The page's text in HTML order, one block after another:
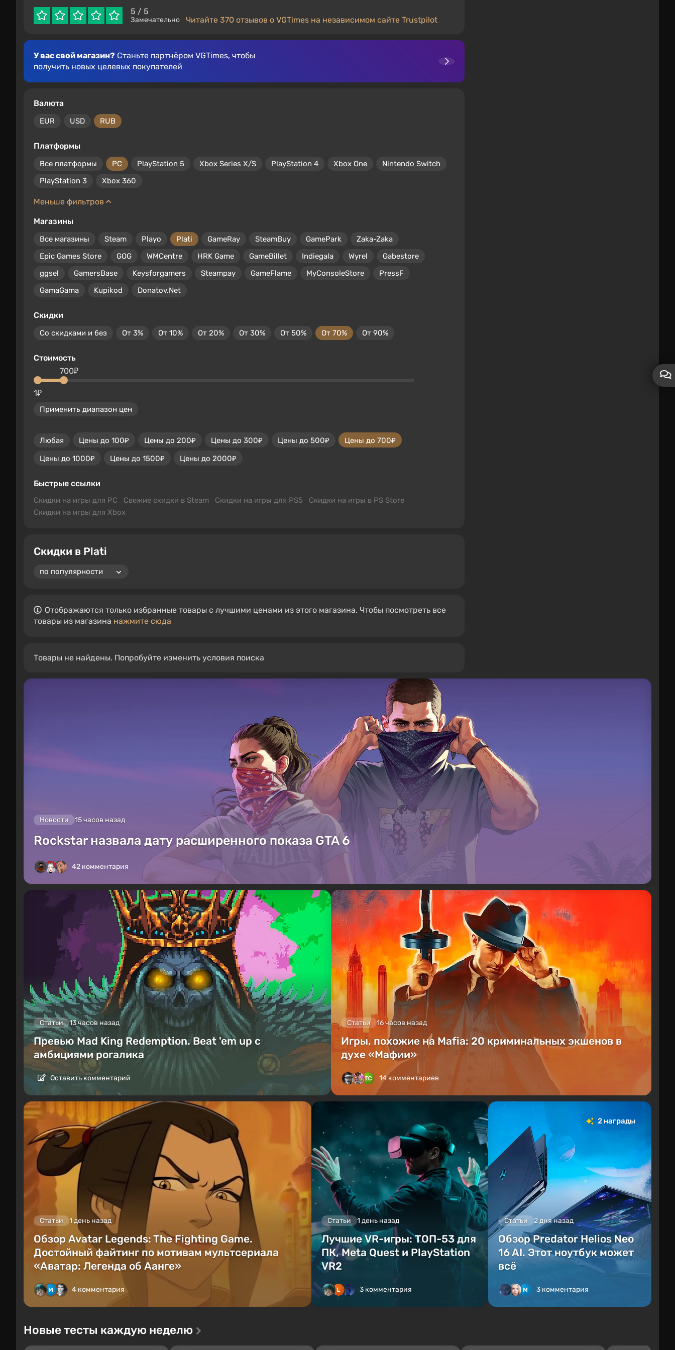
5 / 5
Замечательно Читайте 370 отзывов о VGTimes на независимом сайте Trustpilot
У вас свой магазин? Станьте партнёром VGTimes, чтобы
получить новых целевых покупателей
Валюта
EUR USD RUB
Платформы
Все платформы PC PlayStation 5 Xbox Series X/S PlayStation 4 Xbox One
Nintendo Switch
PlayStation 3
Xbox 360
Меньше фильтров
Магазины
Все магазины Steam Playo Plati GameRay SteamBuy GamePark
Zaka-Zaka
Epic Games Store
GOG WMCentre HRK Game GameBillet Indiegala Wyrel
Gabestore
ggsel
GamersBase Keysforgamers Steampay GameFlame MyConsoleStore
PressF
GamaGama
Kupikod Donatov.Net
Скидки
Со скидками и без От 3% От 10% От 20% От 30% От 50% От 70% От 90%
Стоимость
1₽
700₽
Применить диапазон цен
Любая Цены до 100₽ Цены до 200₽ Цены до 300₽ Цены до 500₽
Цены до 700₽
Цены до 1000₽
Цены до 1500₽ Цены до 2000₽
Быстрые ссылки
Скидки на игры для PC Свежие скидки в Steam Скидки на игры для PS5
Скидки на игры в PS Store
Скидки на игры для Xbox
Скидки в Plati
Отображаются только избранные товары с лучшими ценами из этого магазина. Чтобы посмотреть все
товары из магазина нажмите сюда
Товары не найдены. Попробуйте изменить условия поиска
Новости 15 часов назад
Rockstar назвала дату расширенного показа GTA 6
42 комментария
Статьи 13 часов назад
Превью Mad King Redemption. Beat 'em up с
амбициями рогалика
Оставить комментарий
Статьи 16 часов назад
Игры, похожие на Mafia: 20 криминальных экшенов в
духе «Мафии»
14 комментариев
Статьи 1 день назад
Обзор Avatar Legends: The Fighting Game.
Достойный файтинг по мотивам мультсериала
«Аватар: Легенда об Аанге»
4 комментария
Статьи 1 день назад
Лучшие VR-игры: ТОП-53 для
ПК, Meta Quest и PlayStation
VR2
3 комментария
2 награды
Статьи 2 дня назад
Обзор Predator Helios Neo
16 AI. Этот ноутбук может
всё
3 комментария
Новые тесты каждую неделю